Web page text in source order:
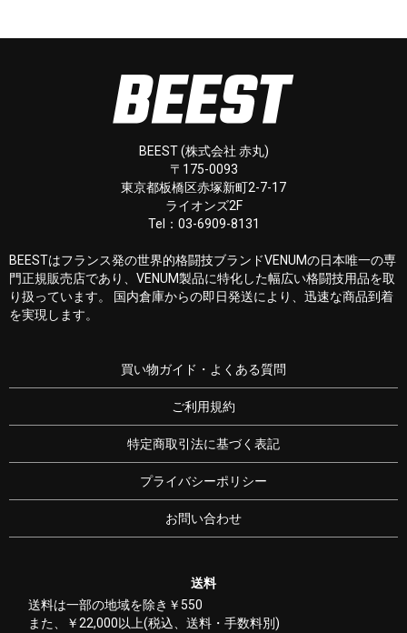
BEEST (株式会社 赤丸)
〒175-0093
東京都板橋区赤塚新町2-7-17
ライオンズ2F
Tel：03-6909-8131
BEESTはフランス発の世界的格闘技ブランドVENUMの日本唯一の専
門正規販売店であり、VENUM製品に特化した幅広い格闘技用品を取
り扱っています。 国内倉庫からの即日発送により、迅速な商品到着
を実現します。
買い物ガイド・よくある質問
ご利用規約
特定商取引法に基づく表記
プライバシーポリシー
お問い合わせ
送料
送料は一部の地域を除き￥550
また、￥22,000以上(税込、送料・手数料別)